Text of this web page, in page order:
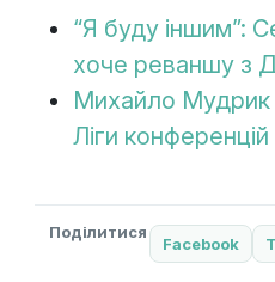
“Я буду іншим”:
хоче реваншу з
Михайло
Ліги конференцій
Поділитися
Facebook